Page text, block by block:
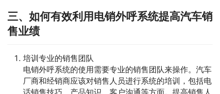
三、如何有效利用电销外呼系统提高汽车销
售业绩
培训专业的销售团队
电销外呼系统的使用需要专业的销售团队来操作。汽车
厂商和经销商应该对销售人员进行系统的培训，包括电
话销售技巧、产品知识、客户沟通等方面。提高销售人